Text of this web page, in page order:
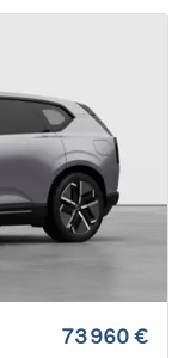
73 960 €